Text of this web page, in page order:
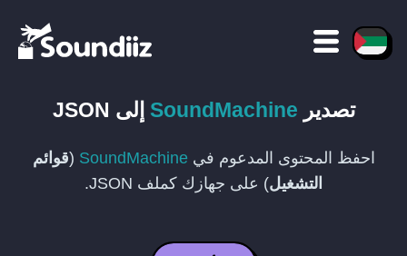
تصدير SoundMachine إلى JSON
احفظ المحتوى المدعوم في SoundMachine
(قوائم
التشغيل) على جهازك كملف JSON
.